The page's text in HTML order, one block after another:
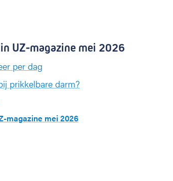
UZ-magazine mei 2026
per dag
prikkelbare darm?
magazine mei 2026